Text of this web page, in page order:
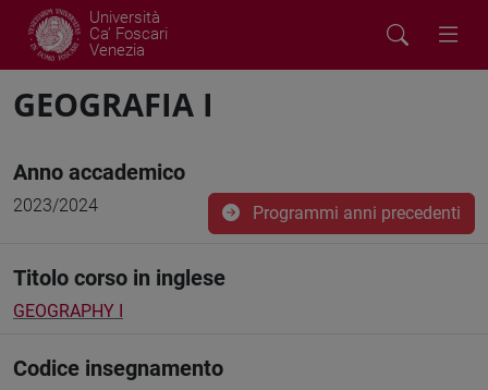
Università
Ca' Foscari
Venezia
GEOGRAFIA I
Anno accademico
2023/2024 Programmi anni precedenti
Titolo corso in inglese
GEOGRAPHY I
Codice insegnamento